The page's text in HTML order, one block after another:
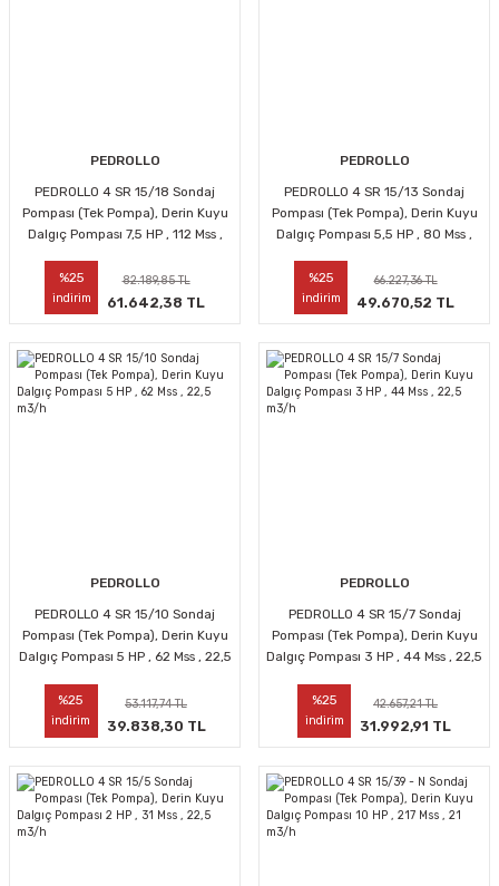
PEDROLLO
PEDROLLO 4 SR 15/18 Sondaj
Pompası (Tek Pompa), Derin Kuyu
Dalgıç Pompası 7,5 HP , 112 Mss ,
%25
indirim
82.189,85 TL
61.642,38 TL
PEDROLLO
PEDROLLO 4 SR 15/13 Sondaj
Pompası (Tek Pompa), Derin Kuyu
Dalgıç Pompası 5,5 HP , 80 Mss ,
%25
indirim
66.227,36 TL
49.670,52 TL
PEDROLLO
PEDROLLO 4 SR 15/10 Sondaj
Pompası (Tek Pompa), Derin Kuyu
Dalgıç Pompası 5 HP , 62 Mss , 22,5
%25
indirim
53.117,74 TL
39.838,30 TL
PEDROLLO
PEDROLLO 4 SR 15/7 Sondaj
Pompası (Tek Pompa), Derin Kuyu
Dalgıç Pompası 3 HP , 44 Mss , 22,5
%25
indirim
42.657,21 TL
31.992,91 TL